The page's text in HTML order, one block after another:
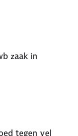
zaak in
tegen vel